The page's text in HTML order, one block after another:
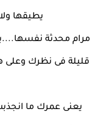
يطيقها
مرام محدثة
قليلة فى نظرك
يعنى عمرك ما